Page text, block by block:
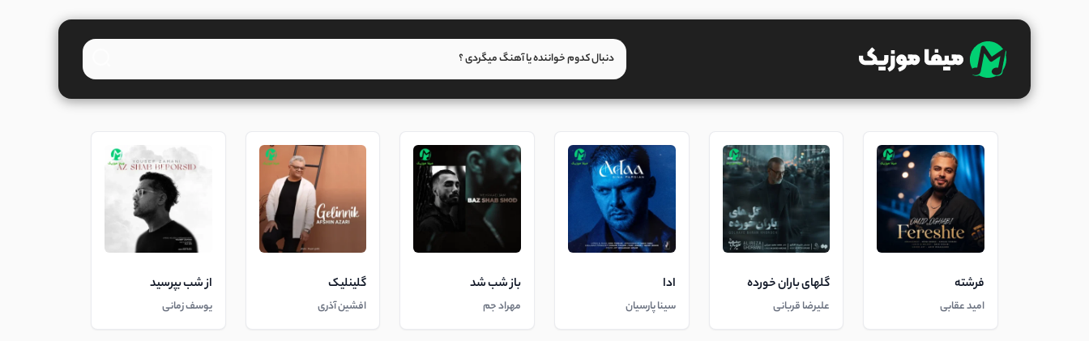
فرشته
امید عقابی
گلهای باران خورده
علیرضا قربانی
ادا
سینا پارسیان
باز شب شد
مهراد جم
گلینلیک
افشین آذری
از شب بپرسید
یوسف زمانی